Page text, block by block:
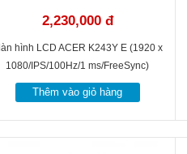
2,230,000 đ
hình LCD ACER K243Y E (1920 x
1080/IPS/100Hz/1 ms/FreeSync)
Thêm vào giỏ hàng